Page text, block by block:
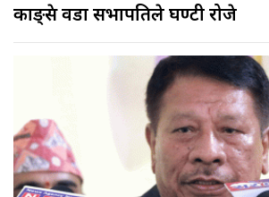
काङ्ग्रेस वडा सभापतिले घण्टी रोजे